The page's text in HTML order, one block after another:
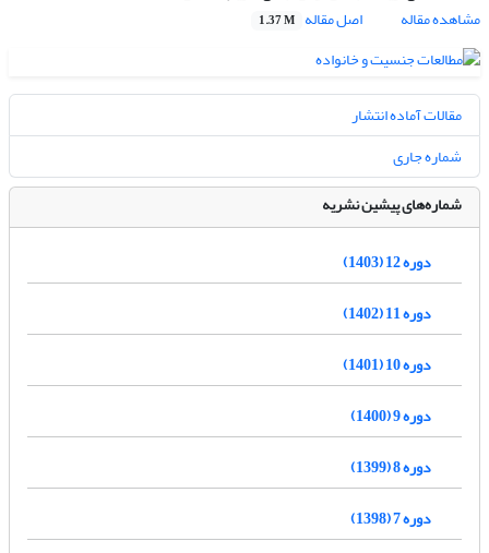
مشاهده مقاله
اصل مقاله 1.37 M
مقالات آماده انتشار
شماره جاری
شماره‌های پیشین نشریه
دوره 12 (1403)
دوره 11 (1402)
دوره 10 (1401)
دوره 9 (1400)
دوره 8 (1399)
دوره 7 (1398)